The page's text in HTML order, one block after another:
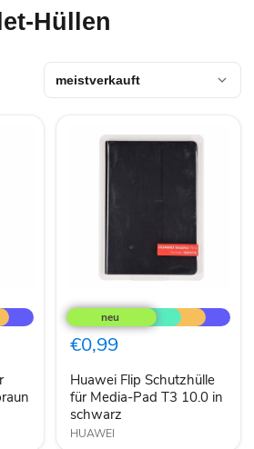
Hüllen
Flip
Schutzhülle
für
Media-
T3
10.0
in
schwarz
€0,99
Huawei Flip Schutzhülle
für Media-Pad T3 10.0 in
schwarz
HUAWEI